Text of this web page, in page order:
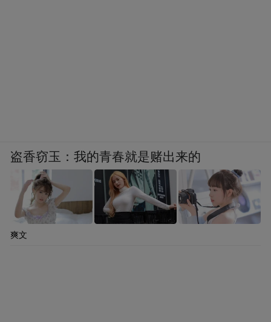
盗香窃玉：我的青春就是赌出来的
爽文